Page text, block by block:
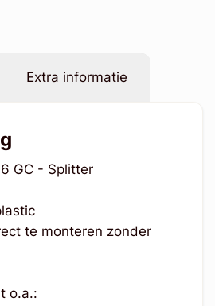
Extra informatie
GC - Splitter
te monteren zonder
o.a.: